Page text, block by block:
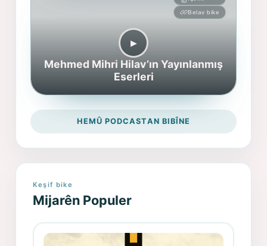
Belav bike
▶︎
Mehmed Mihri Hilav’ın Yayınlanmış
Eserleri
HEMÛ PODCASTAN BIBÎNE
Keşif bike
Mijarên Populer